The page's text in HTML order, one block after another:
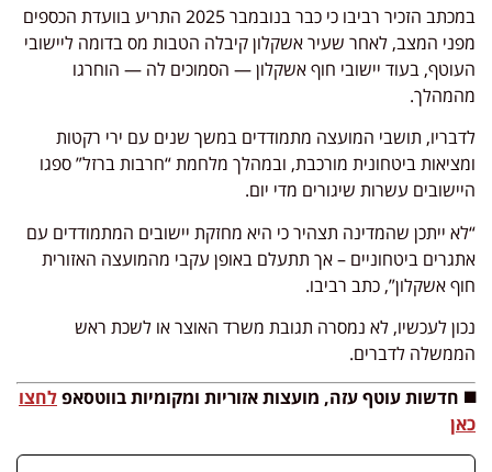
במכתב הזכיר רביבו כי כבר בנובמבר 2025 התריע בוועדת הכספים
מפני המצב, לאחר שעיר אשקלון קיבלה הטבות מס בדומה ליישובי
העוטף, בעוד יישובי חוף אשקלון — הסמוכים לה — הוחרגו
מהמהלך.
לדבריו, תושבי המועצה מתמודדים במשך שנים עם ירי רקטות
ומציאות ביטחונית מורכבת, ובמהלך מלחמת “חרבות ברזל” ספגו
היישובים עשרות שיגורים מדי יום.
“לא ייתכן שהמדינה תצהיר כי היא מחזקת יישובים המתמודדים עם
אתגרים ביטחוניים – אך תתעלם באופן עקבי מהמועצה האזורית
חוף אשקלון”, כתב רביבו.
נכון לעכשיו, לא נמסרה תגובת משרד האוצר או לשכת ראש
הממשלה לדברים.
◼️ חדשות עוטף עזה, מועצות אזוריות ומקומיות בווטסאפלחצו
כאן